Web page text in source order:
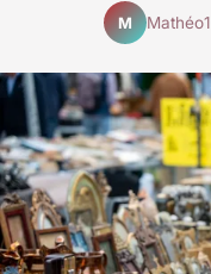
M Mathéo